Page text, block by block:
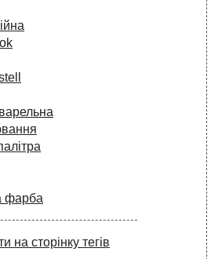
фарба
на сторінку тегів